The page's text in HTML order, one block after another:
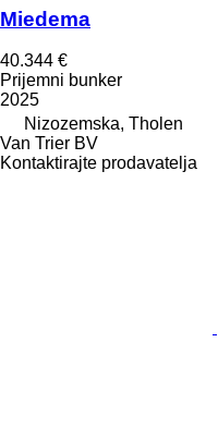
Miedema
40.344 €
Prijemni bunker
2025
Nizozemska, Tholen
Van Trier BV
Kontaktirajte prodavatelja